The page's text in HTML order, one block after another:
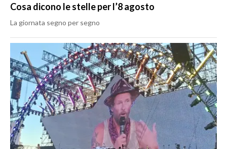
Cosa dicono le stelle per l’8 agosto
La giornata segno per segno